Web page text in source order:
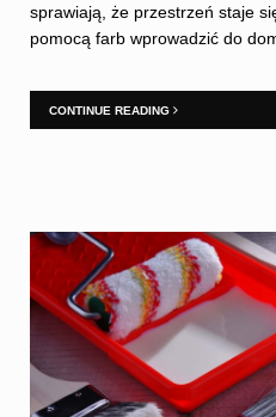
sprawiają, że przestrzeń staje
pomocą farb wprowadzić do
CONTINUE READING